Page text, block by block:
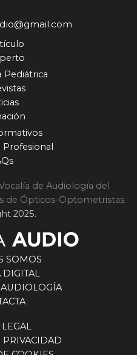
Pediátrica
Profesional
de Audiología del
de Ópticos-Optometristas.
2025.
SOMOS
DIGITAL
PRIVACIDAD